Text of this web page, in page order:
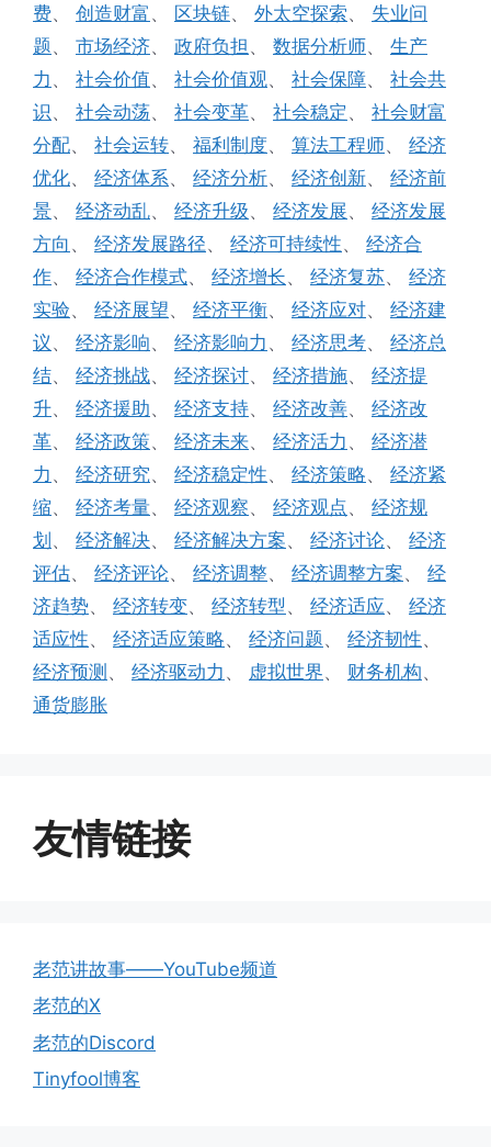
费、 创造财富 、 区块链、 外太空探索、 失业问
题、 市场经济、 政府负担 、 数据分析师、 生产
力 、 社会价值、 社会价值观、 社会保障、 社会共
识 、 社会动荡、 社会变革、 社会稳定 、 社会财富
分配、 社会运转、 福利制度、 算法工程师、 经济
优化、 经济体系、 经济分析、 经济创新、 经济前
景、 经济动乱、 经济升级、 经济发展、 经济发展
方向 、 经济发展路径、 经济可持续性、 经济合
作、 经济合作模式、 经济增长、 经济复苏、 经济
实验、 经济展望、 经济平衡、 经济应对、 经济建
议 、 经济影响、 经济影响力 、 经济思考、 经济总
结、 经济挑战、 经济探讨、 经济措施、 经济提
升、 经济援助、 经济支持、 经济改善、 经济改
革、 经济政策、 经济未来、 经济活力 、 经济潜
力 、 经济研究、 经济稳定性、 经济策略、 经济紧
缩、 经济考量、 经济观察、 经济观点、 经济规
划、 经济解决、 经济解决方案、 经济讨论、 经济
评估、 经济评论、 经济调整、 经济调整方案、 经
济趋势、 经济转变、 经济转型、 经济适应、 经济
适应性、 经济适应策略、 经济问题、 经济韧性、
经济预测、 经济驱动力 、 虚拟世界、 财务机构、
通货膨胀
友情链接
老范讲故事——YouTube频道
老范的X
老范的Discord
Tinyfool博客